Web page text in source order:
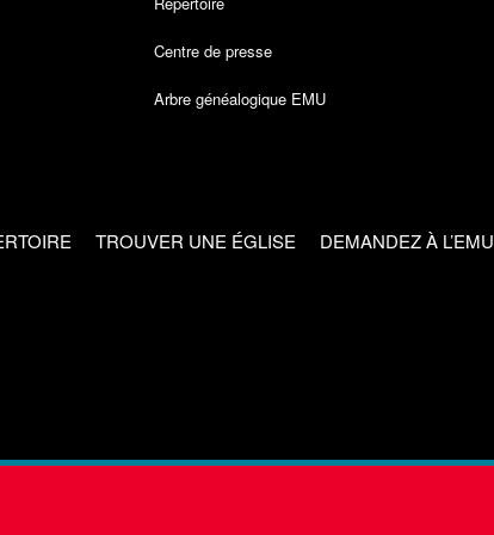
Centre de presse
Arbre généalogique EMU
TROUVER UNE ÉGLISE DEMANDEZ À L’EMU